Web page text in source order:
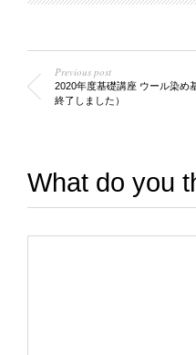
Previous post
2020年度基礎講座 ウール染め
終了しました）
What do you